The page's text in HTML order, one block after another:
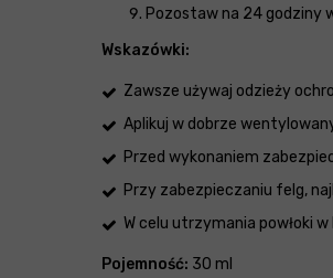
Pozostaw na 24 godziny
Wskazówki:
Zawsze używaj odzieży
Aplikuj w dobrze
Przed wykonaniem
Przy zabezpieczaniu felg,
W celu utrzymania powłoki
Pojemność: 30 ml